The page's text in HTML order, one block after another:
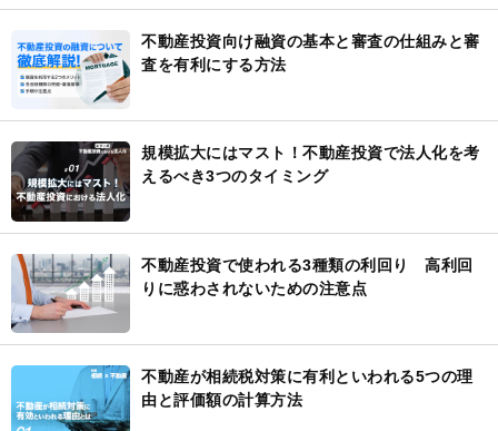
不動産投資向け融資の基本と審査の仕組みと審
査を有利にする方法
規模拡大にはマスト！不動産投資で法人化を考
えるべき3つのタイミング
不動産投資で使われる3種類の利回り 高利回
りに惑わされないための注意点
不動産が相続税対策に有利といわれる5つの理
由と評価額の計算方法